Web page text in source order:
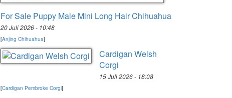
For Sale Puppy Male Mini Long Hair Chihuahua
20 Juli 2026 - 10:48
[Anjing Chihuahua]
Cardigan Welsh
Corgi
15 Juli 2026 - 18:08
[Cardigan Pembroke Corgi]